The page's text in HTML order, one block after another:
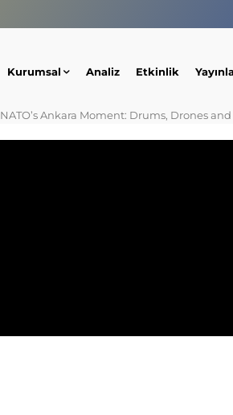
Kurumsal Analiz Etkinlik
NATO’s Ankara Moment: Drums, Drones